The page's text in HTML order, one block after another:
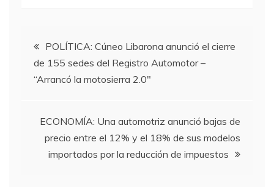
b
o
o
a
m
A
p
p
Navegación
de
entradas
POLÍTICA: Cúneo Libarona anunció el cierre
de 155 sedes del Registro Automotor –
“Arrancó la motosierra 2.0″
ECONOMÍA: Una automotriz anunció bajas de
precio entre el 12% y el 18% de sus modelos
importados por la reducción de impuestos